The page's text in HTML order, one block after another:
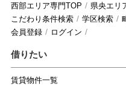
西部エリア専門TOP 県央エリ
こだわり条件検索
学区検索
会員登録
ログイン
借りたい
賃貸物件一覧